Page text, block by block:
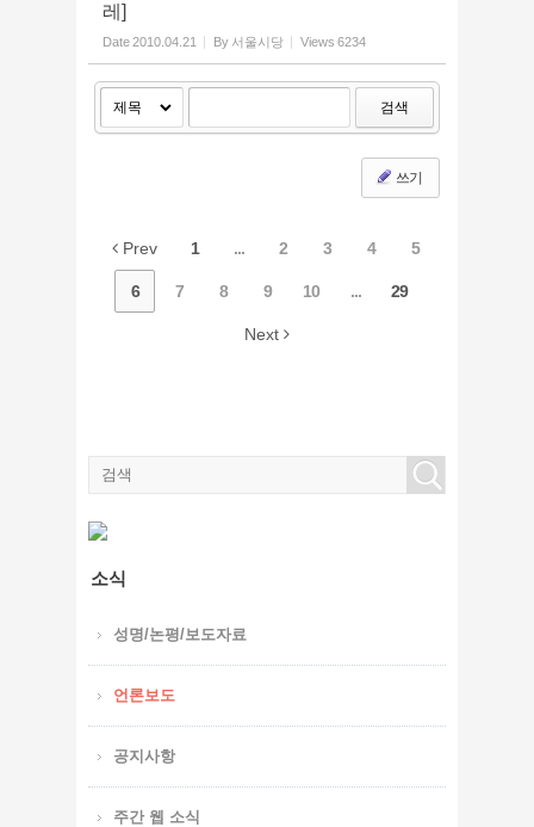
레]
Date2010.04.21 By 서울시당 Views 6234
검색
쓰기
Prev 1 ... 2 3 4 5
6 7 8 9 10 ... 29
Next
소식
성명/논평/보도자료
언론보도
공지사항
주간 웹 소식